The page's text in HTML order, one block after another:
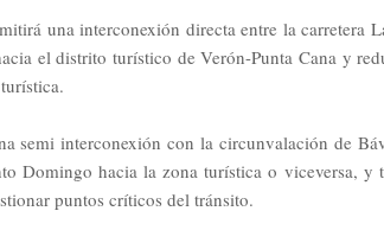
una interconexión directa entre la carretera
el distrito turístico de Verón-Punta Cana y
semi interconexión con la circunvalación de
Domingo hacia la zona turística o viceversa,
puntos críticos del tránsito.